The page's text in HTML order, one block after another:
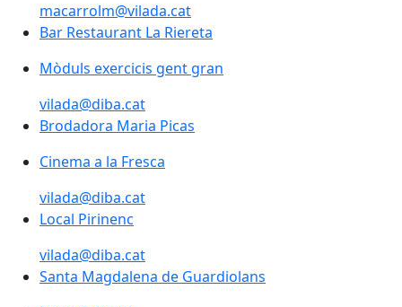
macarrolm@vilada.cat
Bar Restaurant La Riereta
Bar Restaurant La Riereta
Mòduls exercicis gent gran
Mòduls exercicis gent gran
vilada@diba.cat
Brodadora Maria Picas
Cinema a la Fresca
vilada@diba.cat
Local Pirinenc
Local Pirinenc
vilada@diba.cat
Santa Magdalena de Guardiolans
Santa Magdalena de Guardiolans